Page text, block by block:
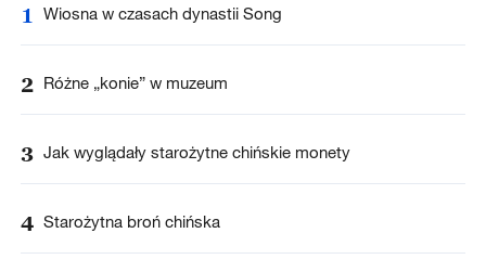
1 Wiosna w czasach dynastii Song
2 Różne „konie” w muzeum
3 Jak wyglądały starożytne chińskie monety
4 Starożytna broń chińska